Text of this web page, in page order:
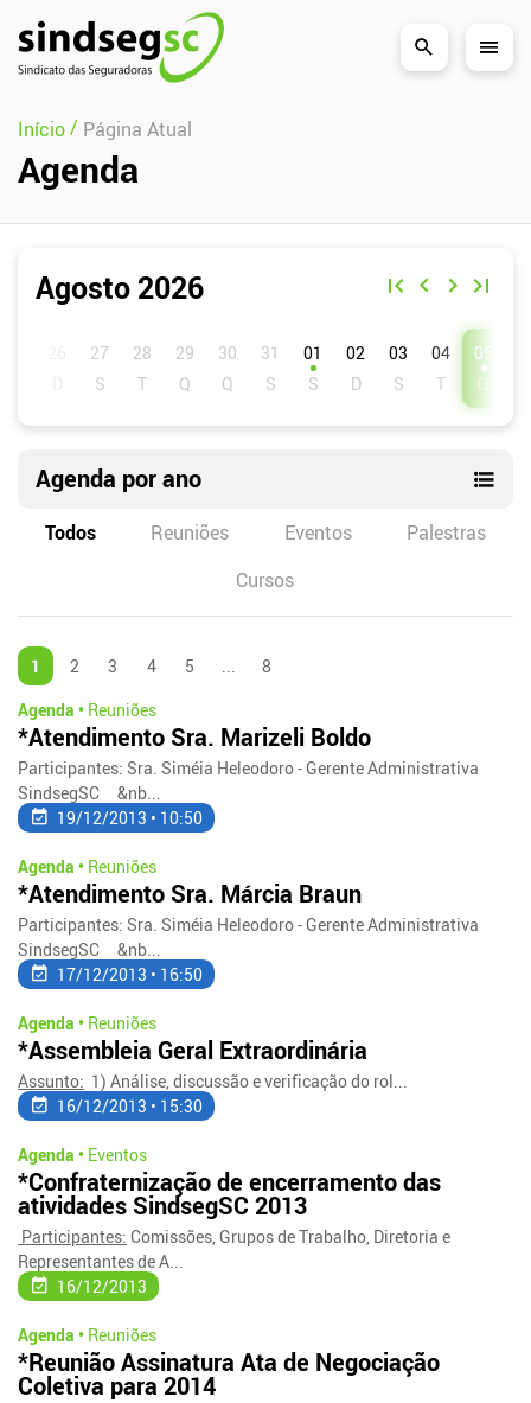
Pular Navegação (s)
Início/ Página Atual
Agenda
Agosto 2026
01 02 03 04 05
Agenda por ano
Todos Reuniões Eventos
Palestras
Cursos
1 2 3 4 5
8
Agenda • Reuniões
*Atendimento Sra. Marizeli Boldo
Participantes: Sra. Siméia Heleodoro - Gerente Administrativa
SindsegSC &nb...
19/12/2013 • 10:50
Agenda • Reuniões
*Atendimento Sra. Márcia Braun
Participantes: Sra. Siméia Heleodoro - Gerente Administrativa
SindsegSC &nb...
17/12/2013 • 16:50
Agenda • Reuniões
*Assembleia Geral Extraordinária
Assunto: 1) Análise, discussão e verificação do rol...
16/12/2013 • 15:30
Agenda • Eventos
*Confraternização de encerramento das
atividades SindsegSC 2013
Participantes: Comissões, Grupos de Trabalho, Diretoria e
Representantes de A...
16/12/2013
Agenda • Reuniões
*Reunião Assinatura Ata de Negociação
Coletiva para 2014